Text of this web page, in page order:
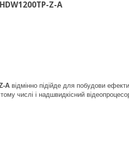
Z-A
A відмінно підійде для побудови
числі і надшвидкісний